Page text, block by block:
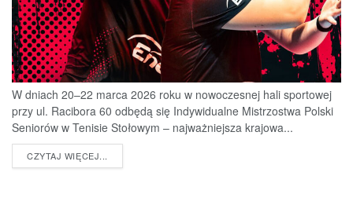
W dniach 20–22 marca 2026 roku w nowoczesnej hali sportowej
przy ul. Racibora 60 odbędą się Indywidualne Mistrzostwa Polski
Seniorów w Tenisie Stołowym – najważniejsza krajowa...
CZYTAJ WIĘCEJ...